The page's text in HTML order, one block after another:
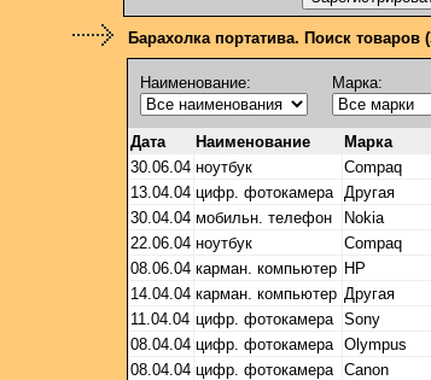
Барахолка портатива. Поиск товаров
Наименование: Марка:
Дата Наименование Марка
30.06.04 ноутбук Compaq
13.04.04 цифр. фотокамера Другая
30.04.04 мобильн. телефон Nokia
22.06.04 ноутбук Compaq
08.06.04 карман. компьютер HP
14.04.04 карман. компьютер Другая
11.04.04 цифр. фотокамера Sony
08.04.04 цифр. фотокамера Olympus
08.04.04 цифр. фотокамера Canon